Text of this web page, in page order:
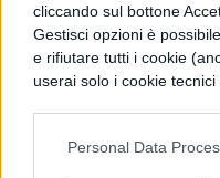
cliccando sul bottone
Gestisci opzioni è
e rifiutare tutti i cookie
userai solo i cookie tecnici
Personal Data
dove in un
con
ogni ufficiale
da un
seguiamo le